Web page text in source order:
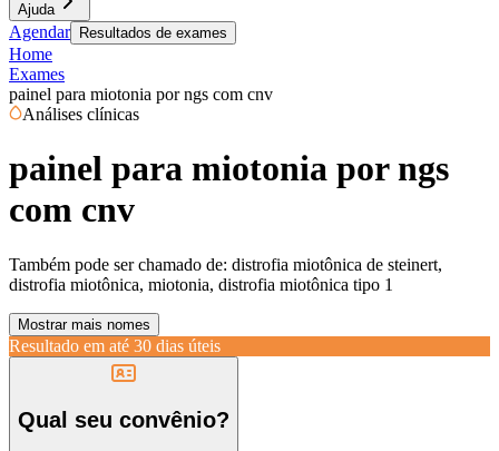
Ajuda
Agendar Resultados de exames
Home
Exames
painel para miotonia por ngs com cnv
Análises clínicas
painel para miotonia por ngs
com cnv
Também pode ser chamado de: distrofia miotônica de steinert,
distrofia miotônica, miotonia, distrofia miotônica tipo 1
Mostrar mais nomes
Resultado em até 30 dias úteis
Qual seu convênio?